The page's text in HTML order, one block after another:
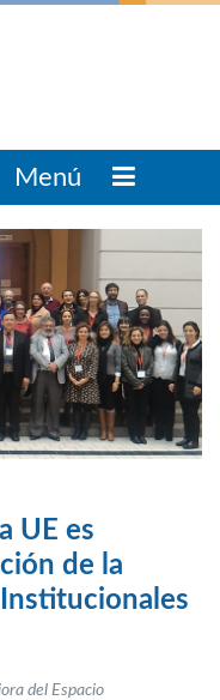
Menú
UE es
de la
del Espacio